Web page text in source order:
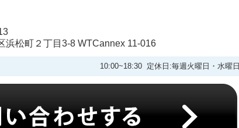
浜松町２丁目3-8 WTCannex 11-016
10:00~18:30 定休日:毎週火曜日・水曜日